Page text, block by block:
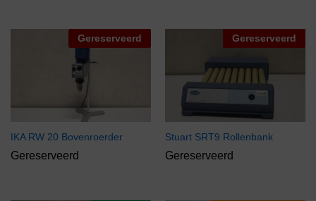
Gereserveerd
IKA RW 20 Bovenroerder
Gereserveerd
Gereserveerd
Stuart SRT9 Rollenbank
Gereserveerd